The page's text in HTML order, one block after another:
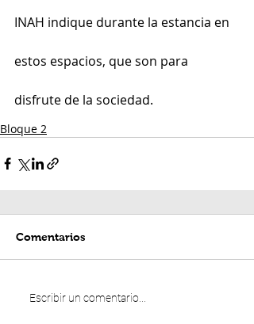
INAH indique durante la estancia en
estos espacios, que son para
disfrute de la sociedad.
Bloque 2
Comentarios
Escribir un comentario...